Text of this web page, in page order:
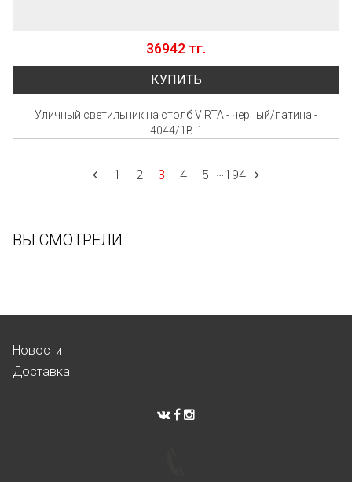
36942 тг.
КУПИТЬ
Уличный светильник на столб VIRTA - черный/патина -
4044/1B-1
1 2 3 4 5 …194
ВЫ СМОТРЕЛИ
Новости
Доставка